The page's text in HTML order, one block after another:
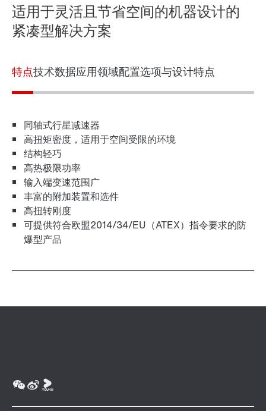
适用于灵活且节省空间的机器设计的
紧凑型解决方案
特点技术数据应用领域配置选项与设计特点
同轴式行星减速器
高扭矩密度，适用于空间受限的环境
结构轻巧
高热极限功率
输入端变速范围广
丰富的附加装置和选件
高扭转刚度
可提供符合欧盟2014/34/EU（ATEX）指令要求的防
爆型产品